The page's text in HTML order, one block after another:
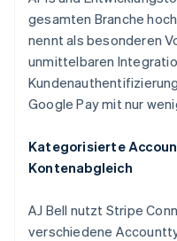
gesamten Branche
nennt als besonderen
unmittelbaren
Google Pay mit nur
Kategorisierte
Kontenabgleich
AJ Bell nutzt Stripe
verschiedene
NederlandsFrançais
Brasilien
Português English
Bulgarien
English
Dänemark
Deutschland
Deutsch English
Estland
Festlandchina
简体中文English